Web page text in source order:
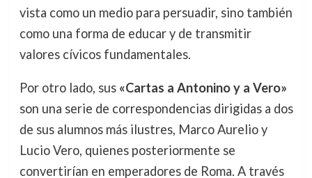
vista como un medio para persuadir, sino también
como una forma de educar y de transmitir
valores cívicos fundamentales.
Por otro lado, sus «Cartas a Antonino y a Vero»
son una serie de correspondencias dirigidas a dos
de sus alumnos más ilustres, Marco Aurelio y
Lucio Vero, quienes posteriormente se
convertirían en emperadores de Roma. A través